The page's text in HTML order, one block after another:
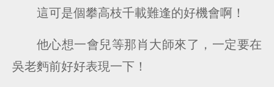
這可是個攀高枝千載難逢的好機會啊！
他心想一會兒等那肖大師來了，一定要在
吳老麪前好好表現一下！